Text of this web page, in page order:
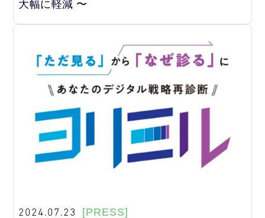
大幅に軽減 〜
2024.07.23 [PRESS]